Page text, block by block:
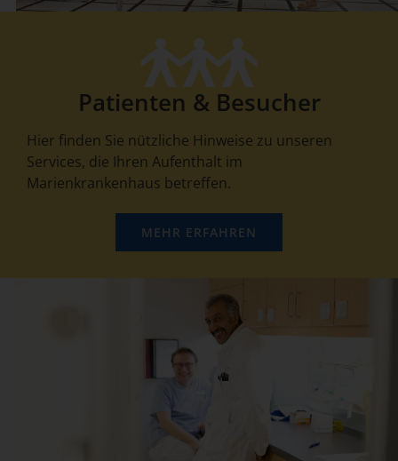
Patienten & Besucher
Hier finden Sie nützliche Hinweise zu unseren
Services, die Ihren Aufenthalt im
Marienkrankenhaus betreffen.
MEHR ERFAHREN